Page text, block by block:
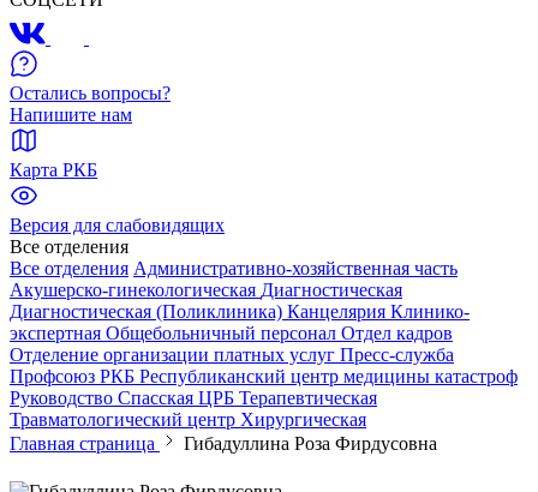
Остались вопросы?
Напишите нам
Карта РКБ
Версия для слабовидящих
Все отделения
Все отделения Административно-хозяйственная часть
Акушерско-гинекологическая Диагностическая
Диагностическая (Поликлиника) Канцелярия Клинико-
экспертная Общебольничный персонал Отдел кадров
Отделение организации платных услуг Пресс-служба
Профсоюз РКБ Республиканский центр медицины катастроф
Руководство Спасская ЦРБ Терапевтическая
Травматологический центр Хирургическая
Главная страница
Гибадуллина Роза Фирдусовна